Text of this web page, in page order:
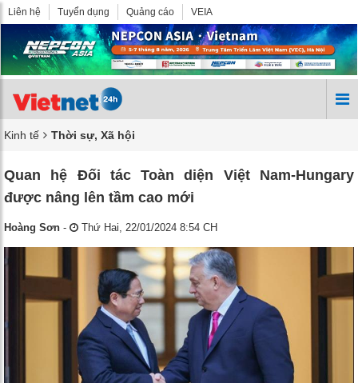
Liên hệ Tuyển dụng Quảng cáo VEIA
Kinh tế Thời sự, Xã hội
Quan hệ Đối tác Toàn diện Việt Nam-Hungary
được nâng lên tầm cao mới
Hoàng Sơn - Thứ Hai, 22/01/2024 8:54 CH